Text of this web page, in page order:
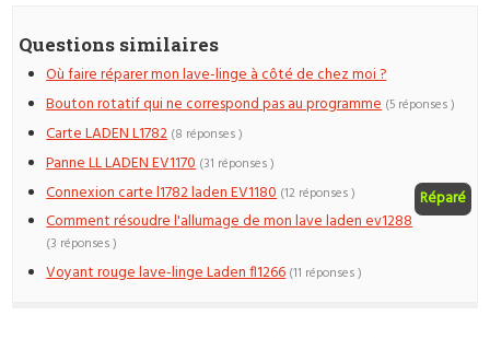
Questions similaires
Où faire réparer mon lave-linge à côté de chez moi ?
Bouton rotatif qui ne correspond pas au programme (5 réponses )
Carte LADEN L1782 (8 réponses )
Panne LL LADEN EV1170 (31 réponses )
Connexion carte l1782 laden EV1180 Réparé
(12 réponses )
Comment résoudre l'allumage de mon lave laden ev1288
(3 réponses )
Voyant rouge lave-linge Laden fl1266 (11 réponses )